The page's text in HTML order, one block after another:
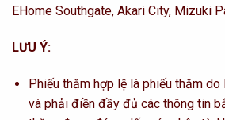
EHome Southgate, Akari City, Mizuki
LƯU Ý:
Phiếu thăm hợp lệ là phiếu thăm do
và phải điền đầy đủ các thông tin